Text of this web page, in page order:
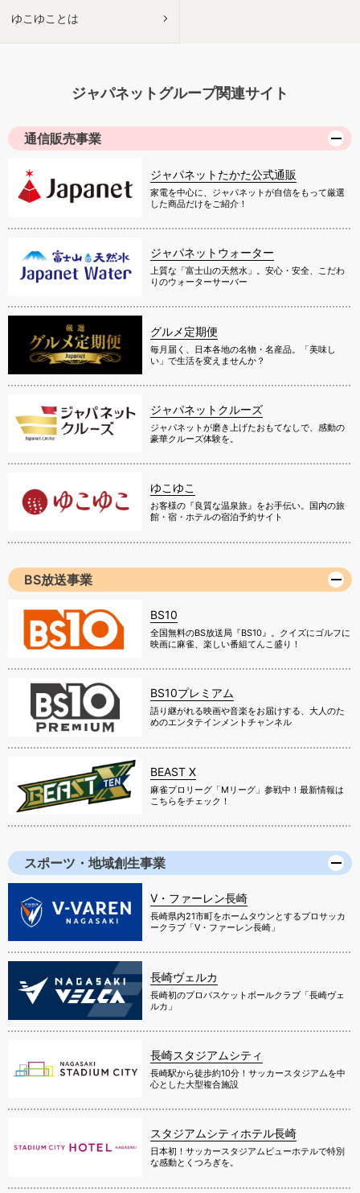
ゆこゆことは
ジャパネットグループ関連サイト
通信販売事業
ジャパネットたかた公式通販
家電を中心に、ジャパネットが自信をもって厳選
した商品だけをご紹介！
ジャパネットウォーター
上質な「富士山の天然水」。安心・安全、こだわ
りのウォーターサーバー
グルメ定期便
毎月届く、日本各地の名物・名産品。「美味し
い」で生活を変えませんか？
ジャパネットクルーズ
ジャパネットが磨き上げたおもてなしで、感動の
豪華クルーズ体験を。
ゆこゆこ
お客様の『良質な温泉旅』をお手伝い。国内の旅
館・宿・ホテルの宿泊予約サイト
BS放送事業
BS10
全国無料のBS放送局『BS10』。クイズにゴルフに
映画に麻雀、楽しい番組てんこ盛り！
BS10プレミアム
語り継がれる映画や音楽をお届けする、大人のた
めのエンタテインメントチャンネル
BEAST X
麻雀プロリーグ「Mリーグ」参戦中！最新情報は
こちらをチェック！
スポーツ・地域創生事業
V・ファーレン長崎
長崎県内21市町をホームタウンとするプロサッカ
ークラブ「V・ファーレン長崎」
長崎ヴェルカ
長崎初のプロバスケットボールクラブ「長崎ヴェ
ルカ」
長崎スタジアムシティ
長崎駅から徒歩約10分！サッカースタジアムを中
心とした大型複合施設
スタジアムシティホテル長崎
日本初！サッカースタジアムビューホテルで特別
な感動とくつろぎを。